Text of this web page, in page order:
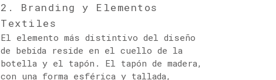
2. Branding y Elementos
Textiles
El elemento más distintivo del diseño
de bebida reside en el cuello de la
botella y el tapón. El tapón de madera,
con una forma esférica y tallada,